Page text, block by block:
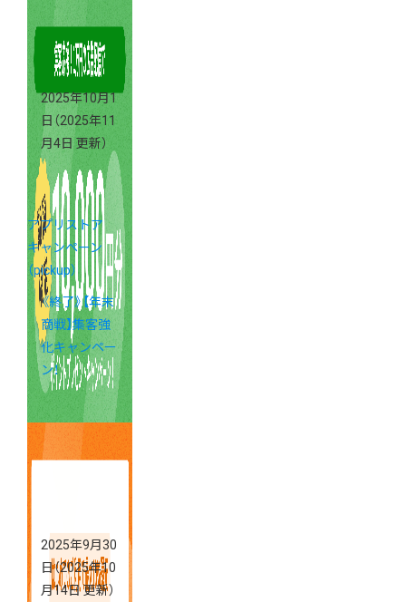
2025年10月1
日 （2025年11
月4日 更新）
アプリストア
キャンペーン
（pickup）
《終了》【年末
商戦】集客強
化キャンペー
ン！
2025年9月30
日（2025年10
月14日 更新）